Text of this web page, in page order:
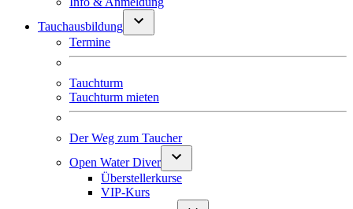
Tauchausbildung
Termine
Tauchturm
Tauchturm mieten
Der Weg zum Taucher
Open Water Diver
Überstellerkurse
VIP-Kurs